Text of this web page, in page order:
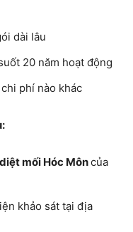
dài lâu
20 năm hoạt động
phí nào khác
diệt mối Hóc Môncủa
khảo sát tại địa